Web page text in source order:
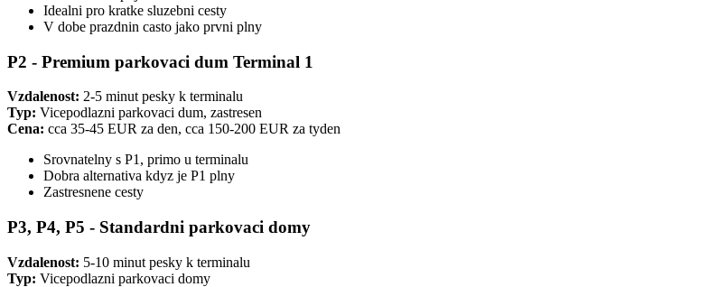
Idealni pro kratke sluzebni cesty
V dobe prazdnin casto jako prvni plny
P2 - Premium parkovaci dum Terminal 1
Vzdalenost: 2-5 minut pesky k terminalu
Typ: Vicepodlazni parkovaci dum, zastresen
Cena: cca 35-45 EUR za den, cca 150-200 EUR za tyden
Srovnatelny s P1, primo u terminalu
Dobra alternativa kdyz je P1 plny
Zastresnene cesty
P3, P4, P5 - Standardni parkovaci domy
Vzdalenost: 5-10 minut pesky k terminalu
Typ: Vicepodlazni parkovaci domy